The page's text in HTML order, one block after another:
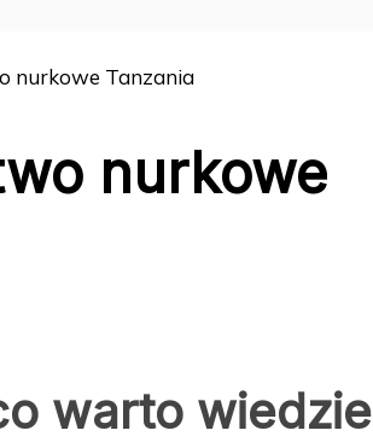
nurkowe Tanzania
nurkowe
warto